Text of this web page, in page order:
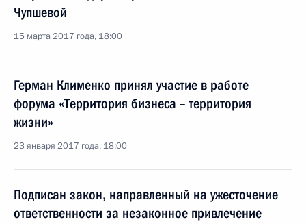
Чупшевой
15 марта 2017 года, 18:00
Герман Клименко принял участие в работе
форума «Территория бизнеса – территория
жизни»
23 января 2017 года, 18:00
Подписан закон, направленный на ужесточение
ответственности за незаконное привлечение